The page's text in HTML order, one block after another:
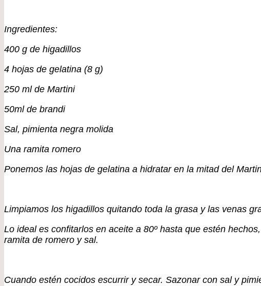
Ingredientes:
400 g de higadillos
4 hojas de gelatina (8 g)
250 ml de Martini
50ml de brandi
Sal, pimienta negra molida
Una ramita romero
Ponemos las hojas de gelatina a hidratar en la mitad del
Limpiamos los higadillos quitando toda la grasa y las venas
Lo ideal es confitarlos en aceite a 80º hasta que estén
ramita de romero y sal.
Cuando estén cocidos escurrir y secar. Sazonar con sal y